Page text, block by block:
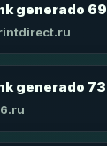
generado 69
generado 73